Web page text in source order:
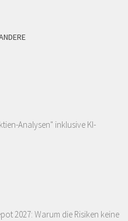
Analysen" inklusive KI-
2027: Warum die Risiken keine